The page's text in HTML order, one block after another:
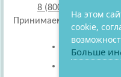
8 (800) 707-27-19
Принимаем к оплате
На этом
cookie,
Больше